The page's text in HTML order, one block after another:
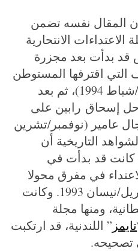
المقال نفسه تضمن
الانتحارية
قد بدأت بعد مجزرة
التي اقترفها المستوطن
باروخ غولدشتاين (فبراير/شباط 1994)، ثم بعد
إسحاق رابين على
عامير (نوفمبر/تشرين
تؤكد الشواهد التاريخية أن
كانت قد بدأت في
1993 (مثلاً الاعتداء في مفرق محولا
بشمال غور الأردن في أبريل/نيسان 1993. وكانت
ومنها مجلة
تايمز ” اللندنية، قد ارتكبت
تصحيحه.